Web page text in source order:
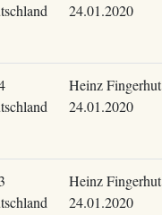
24.01.2020
Heinz Fingerhut
24.01.2020
Heinz Fingerhut
24.01.2020